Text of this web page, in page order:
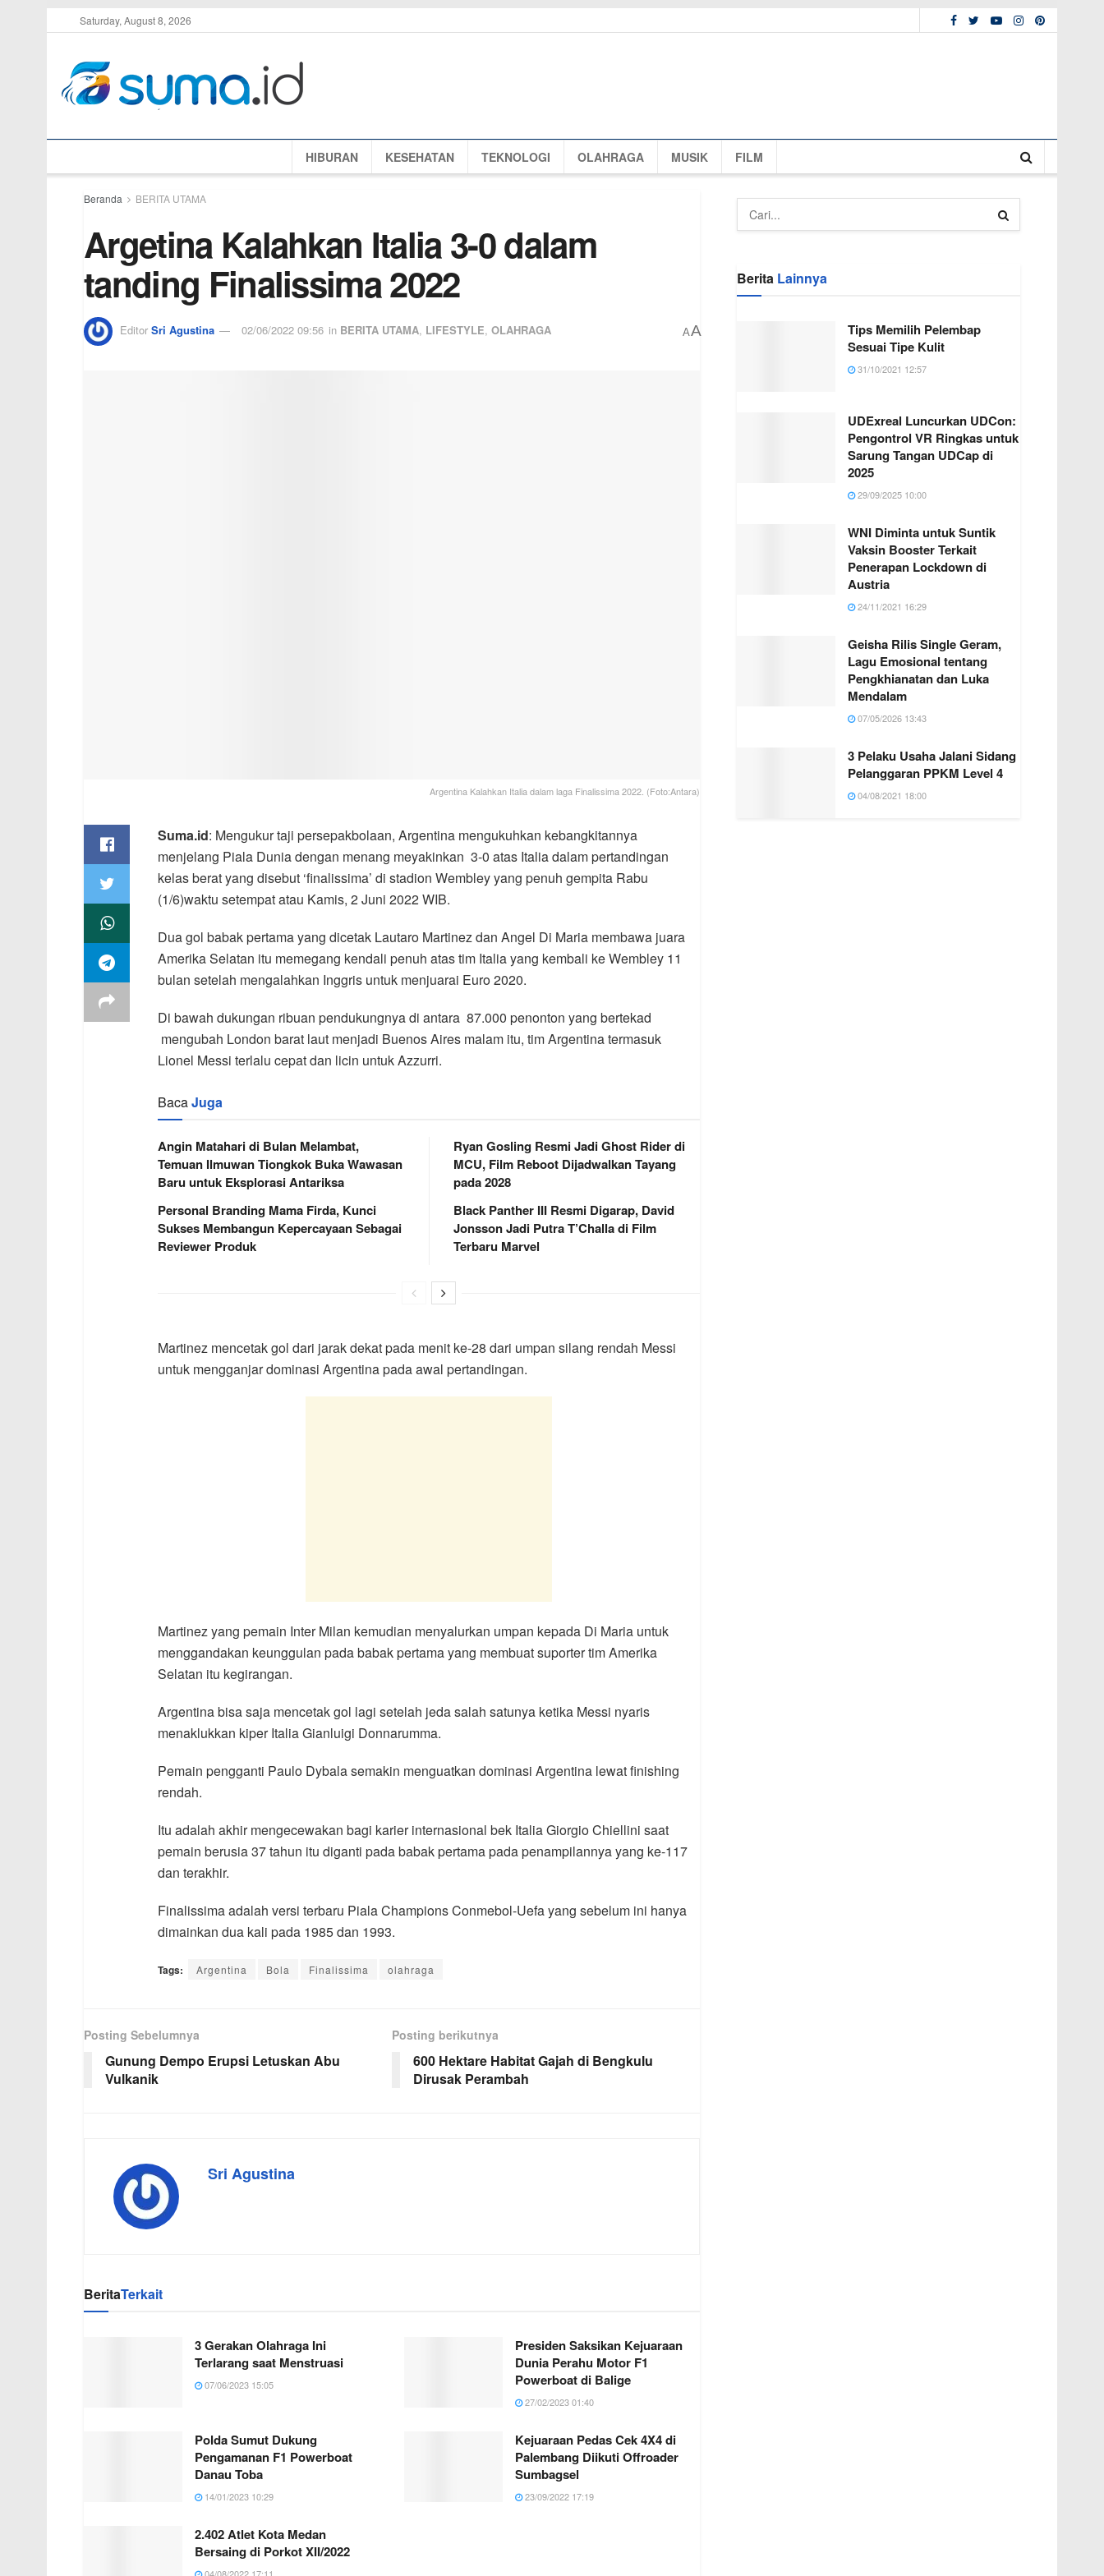
Saturday, August 8, 2026
HIBURAN KESEHATAN TEKNOLOGI OLAHRAGA MUSIK FILM
Beranda BERITA UTAMA
Argetina Kalahkan Italia 3-0 dalam
tanding Finalissima 2022
Editor Sri Agustina 02/06/2022 09:56 in BERITA UTAMA, LIFESTYLE, OLAHRAGA AA
Argentina Kalahkan Italia dalam laga Finalissima 2022. (Foto:Antara)
Suma.id: Mengukur taji persepakbolaan, Argentina mengukuhkan kebangkitannya
menjelang Piala Dunia dengan menang meyakinkan 3-0 atas Italia dalam pertandingan
kelas berat yang disebut ‘finalissima’ di stadion Wembley yang penuh gempita Rabu
(1/6)waktu setempat atau Kamis, 2 Juni 2022 WIB.
Dua gol babak pertama yang dicetak Lautaro Martinez dan Angel Di Maria membawa juara
Amerika Selatan itu memegang kendali penuh atas tim Italia yang kembali ke Wembley 11
bulan setelah mengalahkan Inggris untuk menjuarai Euro 2020.
Di bawah dukungan ribuan pendukungnya di antara 87.000 penonton yang bertekad
mengubah London barat laut menjadi Buenos Aires malam itu, tim Argentina termasuk
Lionel Messi terlalu cepat dan licin untuk Azzurri.
BacaJuga
Angin Matahari di Bulan Melambat,
Temuan Ilmuwan Tiongkok Buka Wawasan
Baru untuk Eksplorasi Antariksa
Personal Branding Mama Firda, Kunci
Sukses Membangun Kepercayaan Sebagai
Reviewer Produk
Ryan Gosling Resmi Jadi Ghost Rider di
MCU, Film Reboot Dijadwalkan Tayang
pada 2028
Black Panther III Resmi Digarap, David
Jonsson Jadi Putra T’Challa di Film
Terbaru Marvel
Martinez mencetak gol dari jarak dekat pada menit ke-28 dari umpan silang rendah Messi
untuk mengganjar dominasi Argentina pada awal pertandingan.
Martinez yang pemain Inter Milan kemudian menyalurkan umpan kepada Di Maria untuk
menggandakan keunggulan pada babak pertama yang membuat suporter tim Amerika
Selatan itu kegirangan.
Argentina bisa saja mencetak gol lagi setelah jeda salah satunya ketika Messi nyaris
menaklukkan kiper Italia Gianluigi Donnarumma.
Pemain pengganti Paulo Dybala semakin menguatkan dominasi Argentina lewat finishing
rendah.
Itu adalah akhir mengecewakan bagi karier internasional bek Italia Giorgio Chiellini saat
pemain berusia 37 tahun itu diganti pada babak pertama pada penampilannya yang ke-117
dan terakhir.
Finalissima adalah versi terbaru Piala Champions Conmebol-Uefa yang sebelum ini hanya
dimainkan dua kali pada 1985 dan 1993.
Tags: Argentina Bola Finalissima olahraga
Posting Sebelumnya
Gunung Dempo Erupsi Letuskan Abu
Vulkanik
Posting berikutnya
600 Hektare Habitat Gajah di Bengkulu
Dirusak Perambah
Sri Agustina
BeritaTerkait
3 Gerakan Olahraga Ini
Terlarang saat Menstruasi
07/06/2023 15:05
Presiden Saksikan Kejuaraan
Dunia Perahu Motor F1
Powerboat di Balige
27/02/2023 01:40
Polda Sumut Dukung
Pengamanan F1 Powerboat
Danau Toba
14/01/2023 10:29
Kejuaraan Pedas Cek 4X4 di
Palembang Diikuti Offroader
Sumbagsel
23/09/2022 17:19
2.402 Atlet Kota Medan
Bersaing di Porkot XII/2022
Berita Lainnya
Tips Memilih Pelembap
Sesuai Tipe Kulit
31/10/2021 12:57
UDExreal Luncurkan UDCon:
Pengontrol VR Ringkas untuk
Sarung Tangan UDCap di
2025
29/09/2025 10:00
WNI Diminta untuk Suntik
Vaksin Booster Terkait
Penerapan Lockdown di
Austria
24/11/2021 16:29
Geisha Rilis Single Geram,
Lagu Emosional tentang
Pengkhianatan dan Luka
Mendalam
07/05/2026 13:43
3 Pelaku Usaha Jalani Sidang
Pelanggaran PPKM Level 4
04/08/2021 18:00